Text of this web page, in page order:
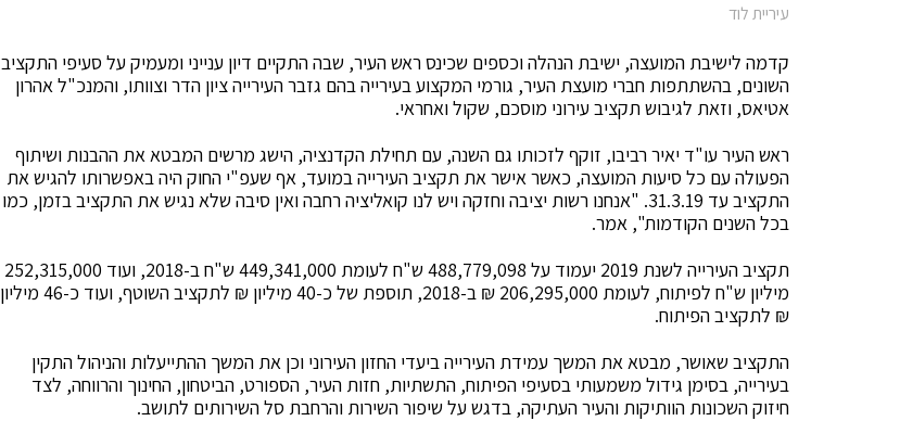
עיריית לוד
קדמה לישיבת המועצה, ישיבת הנהלה וכספים שכינס ראש העיר, שבה התקיים דיון ענייני ומעמיק על סעיפי התקציב
השונים, בהשתתפות חברי מועצת העיר, גורמי המקצוע בעירייה בהם גזבר העירייה ציון הדר וצוותו, והמנכ"ל אהרון
אטיאס, וזאת לגיבוש תקציב עירוני מוסכם, שקול ואחראי.
ראש העיר עו"ד יאיר רביבו, זוקף לזכותו גם השנה, עם תחילת הקדנציה, הישג מרשים המבטא את ההבנות ושיתוף
הפעולה עם כל סיעות המועצה, כאשר אישר את תקציב העירייה במועד, אף שעפ"י החוק היה באפשרותו להגיש את
התקציב עד 31.3.19. "אנחנו רשות יציבה וחזקה ויש לנו קואליציה רחבה ואין סיבה שלא נגיש את התקציב בזמן, כמו
בכל השנים הקודמות", אמר.
תקציב העירייה לשנת 2019 יעמוד על 488,779,098 ש"ח לעומת 449,341,000 ש"ח ב-2018, ועוד 252,315,000
מיליון ש"ח לפיתוח, לעומת 206,295,000 ₪ ב-2018, תוספת של כ-40 מיליון ₪ לתקציב השוטף, ועוד כ-46 מיליון
₪ לתקציב הפיתוח.
התקציב שאושר, מבטא את המשך עמידת העירייה ביעדי החזון העירוני וכן את המשך ההתייעלות והניהול התקין
בעירייה, בסימן גידול משמעותי בסעיפי הפיתוח, התשתיות, חזות העיר, הספורט, הביטחון, החינוך והרווחה, לצד
חיזוק השכונות הוותיקות והעיר העתיקה, בדגש על שיפור השירות והרחבת סל השירותים לתושב.